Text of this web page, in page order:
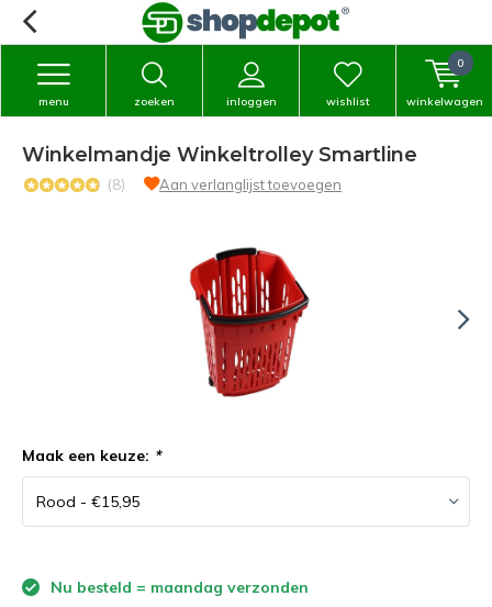
zoeken inloggen
menu wishlist winkelwagen
0
Winkelmandje Winkeltrolley Smartline
(8) Aan verlanglijst toevoegen
Maak een keuze: *
Nu besteld = maandag verzonden